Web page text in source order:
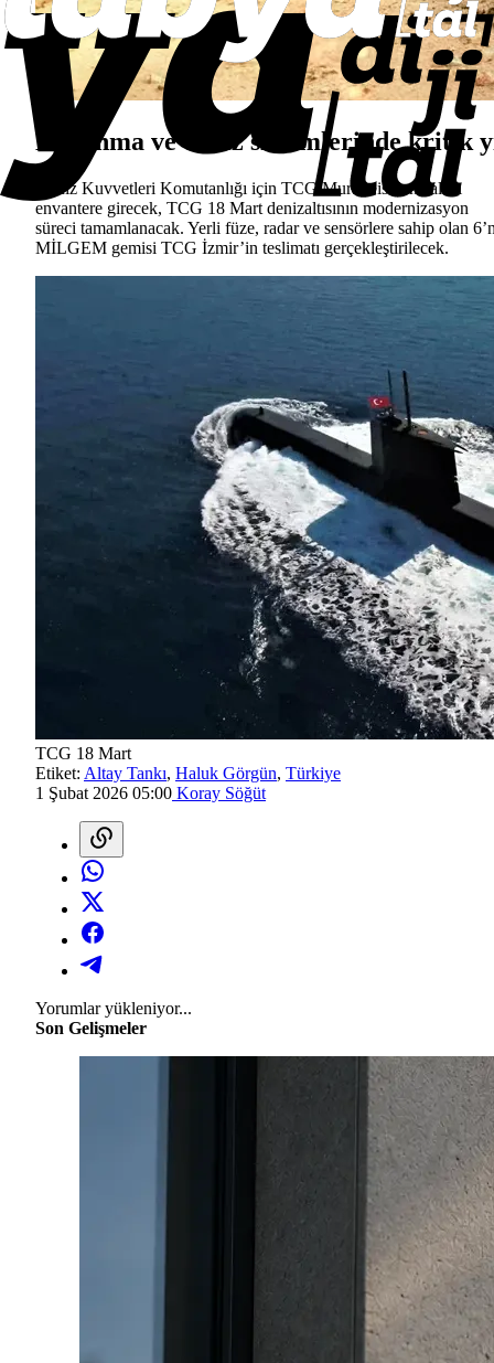
Donanma ve deniz sistemlerinde kritik
Deniz Kuvvetleri Komutanlığı için TCG Muratreis denizaltısı
envantere girecek, TCG 18 Mart denizaltısının modernizasyon
süreci tamamlanacak. Yerli füze, radar ve sensörlere sahip olan
MİLGEM gemisi TCG İzmir’in teslimatı gerçekleştirilecek.
TCG 18 Mart
Etiket: Altay Tankı, Haluk Görgün, Türkiye
1 Şubat 2026 05:00 Koray Söğüt
Yorumlar yükleniyor...
Son Gelişmeler